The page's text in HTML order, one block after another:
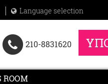
Language selection
210-8831620
ROOM